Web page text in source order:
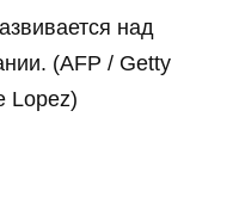
над
(AFP / Getty
Lopez)